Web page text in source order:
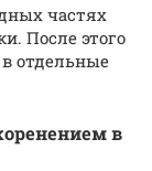
частях
После этого
отдельные
в